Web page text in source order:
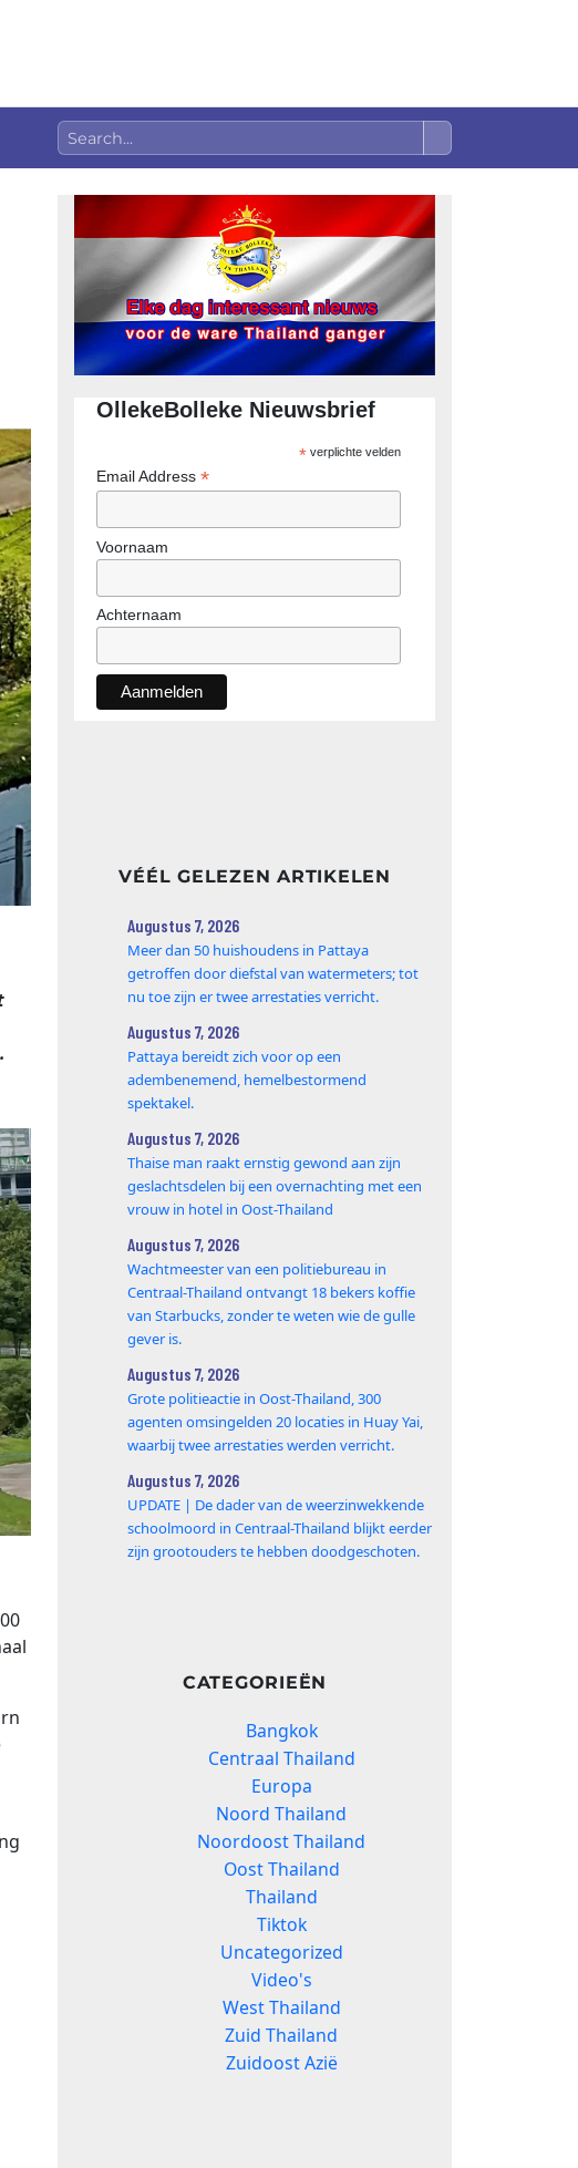
OllekeBolleke Nieuwsbrief
*verplichte velden
Email Address *
Voornaam
Achternaam
VÉÉL GELEZEN ARTIKELEN
Augustus 7, 2026
Meer dan 50 huishoudens in Pattaya
getroffen door diefstal van watermeters; tot
nu toe zijn er twee arrestaties verricht.
Augustus 7, 2026
Pattaya bereidt zich voor op een
adembenemend, hemelbestormend
spektakel.
Augustus 7, 2026
Thaise man raakt ernstig gewond aan zijn
geslachtsdelen bij een overnachting met een
vrouw in hotel in Oost-Thailand
Augustus 7, 2026
Wachtmeester van een politiebureau in
Centraal-Thailand ontvangt 18 bekers koffie
van Starbucks, zonder te weten wie de gulle
gever is.
Augustus 7, 2026
Grote politieactie in Oost-Thailand, 300
agenten omsingelden 20 locaties in Huay Yai,
waarbij twee arrestaties werden verricht.
Augustus 7, 2026
UPDATE | De dader van de weerzinwekkende
schoolmoord in Centraal-Thailand blijkt eerder
zijn grootouders te hebben doodgeschoten.
CATEGORIEËN
Bangkok
Centraal Thailand
Europa
Noord Thailand
Noordoost Thailand
Oost Thailand
Thailand
Tiktok
Uncategorized
Video's
West Thailand
Zuid Thailand
Zuidoost Azië